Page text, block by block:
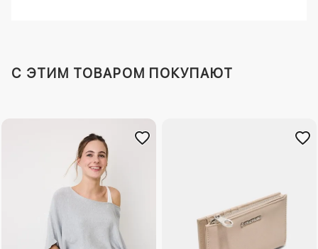
C ЭТИМ ТОВАРОМ ПОКУПАЮТ